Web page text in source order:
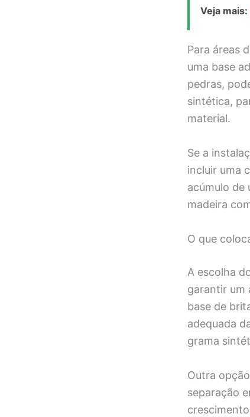
Veja mais:
Para áreas
uma base
pedras,
sintética,
material.
Se a
incluir uma
acúmulo de
madeira
O que
A escolha
garantir um
base de
adequada
grama
Outra
separação